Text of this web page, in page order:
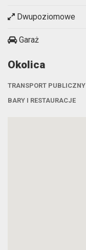
Dwupoziomowe
Garaż
Okolica
TRANSPORT PUBLICZNY
BARY I RESTAURACJE